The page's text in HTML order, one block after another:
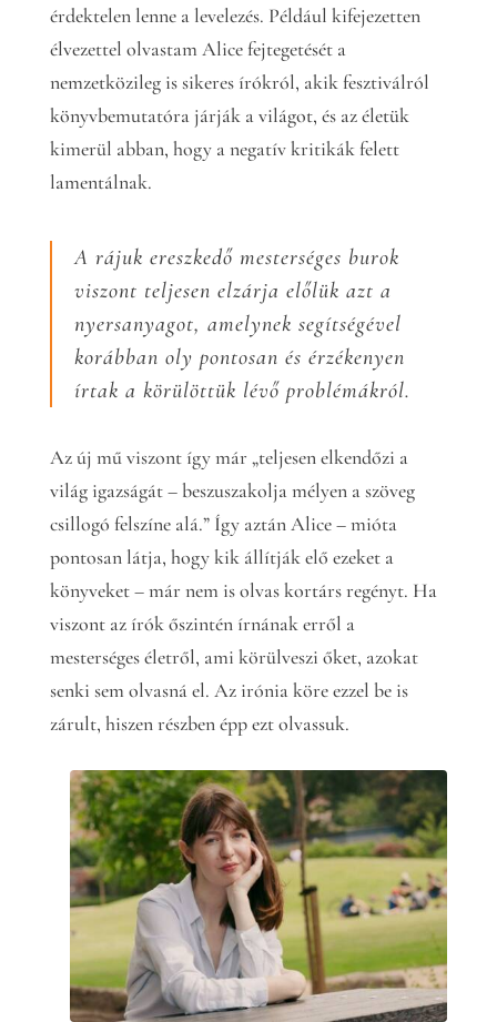
érdektelen lenne a levelezés. Például kifejezetten
élvezettel olvastam Alice fejtegetését a
nemzetközileg is sikeres írókról, akik fesztiválról
könyvbemutatóra járják a világot, és az életük
kimerül abban, hogy a negatív kritikák felett
lamentálnak.
A rájuk ereszkedő mesterséges burok
viszont teljesen elzárja előlük azt a
nyersanyagot, amelynek segítségével
korábban oly pontosan és érzékenyen
írtak a körülöttük lévő problémákról.
Az új mű viszont így már „teljesen elkendőzi a
világ igazságát – beszuszakolja mélyen a szöveg
csillogó felszíne alá.” Így aztán Alice – mióta
pontosan látja, hogy kik állítják elő ezeket a
könyveket – már nem is olvas kortárs regényt. Ha
viszont az írók őszintén írnának erről a
mesterséges életről, ami körülveszi őket, azokat
senki sem olvasná el. Az irónia köre ezzel be is
zárult, hiszen részben épp ezt olvassuk.